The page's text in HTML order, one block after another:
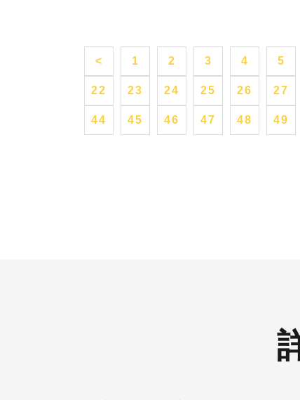
LINE・HP・FB・Instagramから
ご依頼のお客様にAmazonギフトカ
ード１万分を進呈しております！ さ
らに特典として↓↓↓ 現在バイク査定
ドットコムではキャンペーンとして
次回Amazonギフトカード1万円分
が必ずもらえるスペシャルカードを
を見
た。 SUZUKI車はディーラーである
当社に
加え
査定額ア
ご依
ード
< 1 2 3 4 5
22 23 24 25 26 27
44 45 46 47 48 49